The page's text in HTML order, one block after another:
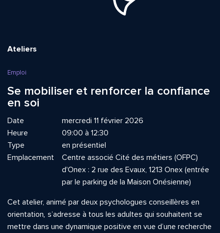
Ateliers
Emploi
Se mobiliser et renforcer la confiance
en soi
Date
mercredi 11 février 2026
Heure
09:00 à 12:30
Type
en présentiel
Emplacement
Centre associé Cité des métiers (OFPC)
d'Onex : 2 rue des Evaux, 1213 Onex (entrée
par le parking de la Maison Onésienne)
Cet atelier, animé par deux psychologues conseillères en
orientation, s’adresse à tous les adultes qui souhaitent se
mettre dans une dynamique positive en vue d’une recherche